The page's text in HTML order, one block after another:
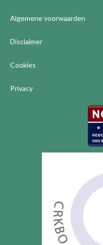
Algemene voorwaarden
Disclaimer
Cookies
Privacy